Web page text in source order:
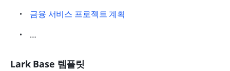
금융 서비스 프로젝트 계획
…
Lark Base 템플릿